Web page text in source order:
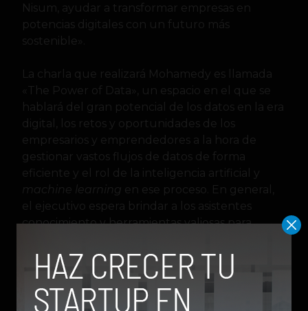
Nisum, ayudar a transformar empresas en
potencias digitales con un futuro más
sostenible».
La charla que realizará Mohamedy es llamada
«The Power of Data», un espacio en el que se
hablará del gran potencial de los datos en la era
digital, los retos y oportunidades de los
empresarios y emprendedores a la hora de
gestionar vastos flujos de datos de forma
eficiente y el rol de la inteligencia artificial y
machine learning en ese proceso. En general,
el ejecutivo espera brindar a los asistentes
conocimiento y herramientas valiosas para
tecnología y cómo utilizar la data para impulsar
decisiones empresariales que produzcan
resultados tangibles.